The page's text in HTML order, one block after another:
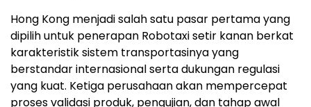
Hong Kong menjadi salah satu pasar pertama yang
dipilih untuk penerapan Robotaxi setir kanan berkat
karakteristik sistem transportasinya yang
berstandar internasional serta dukungan regulasi
yang kuat. Ketiga perusahaan akan mempercepat
proses validasi produk, pengujian, dan tahap awal